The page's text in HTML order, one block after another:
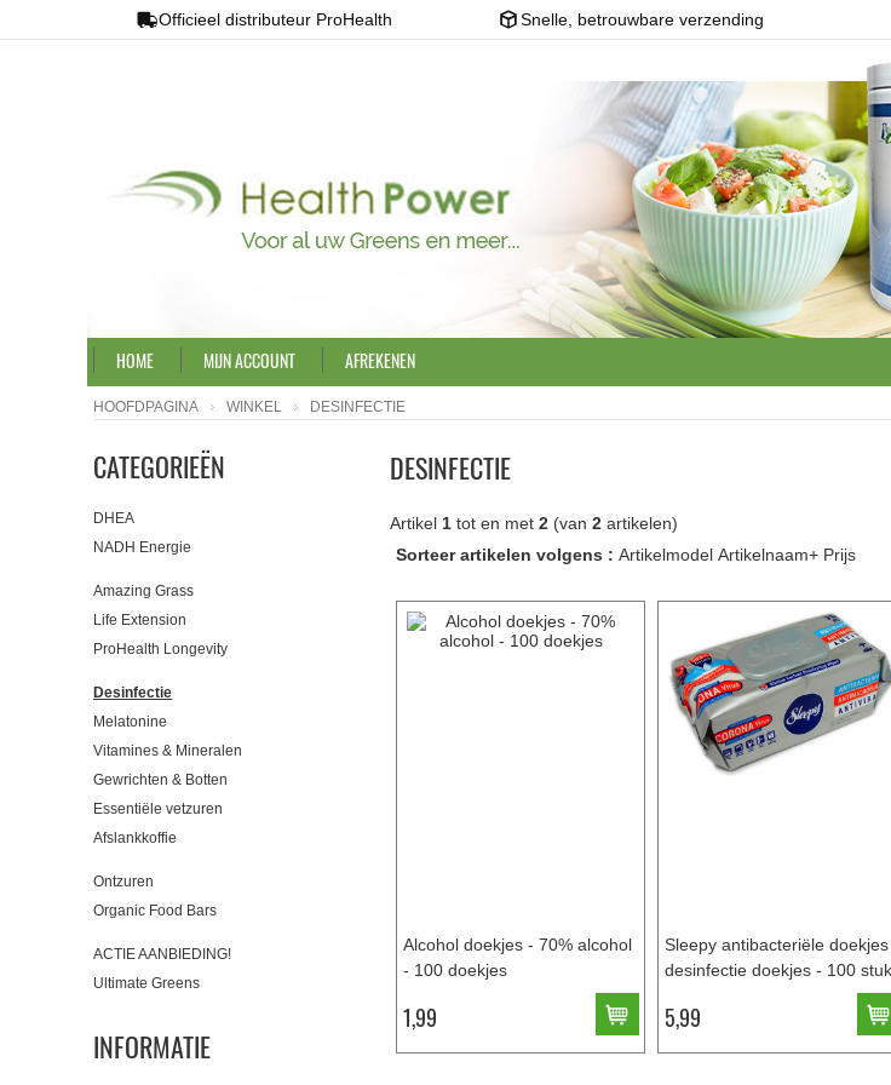
Officieel distributeur ProHealth Snelle, betrouwbare verzending
HOME MIJN ACCOUNT AFREKENEN
HOOFDPAGINA WINKEL DESINFECTIE
CATEGORIEËN
DHEA
NADH Energie
Amazing Grass
Life Extension
ProHealth Longevity
Desinfectie
Melatonine
Vitamines & Mineralen
Gewrichten & Botten
Essentiële vetzuren
Afslankkoffie
Ontzuren
Organic Food Bars
ACTIE AANBIEDING!
Ultimate Greens
INFORMATIE
DESINFECTIE
Artikel 1 tot en met 2 (van 2 artikelen)
Sorteer artikelen volgens : Artikelmodel Artikelnaam+ Prijs
Alcohol doekjes - 70% alcohol
- 100 doekjes
1,99
Sleepy antibacteriële doekjes
desinfectie doekjes - 100
5,99